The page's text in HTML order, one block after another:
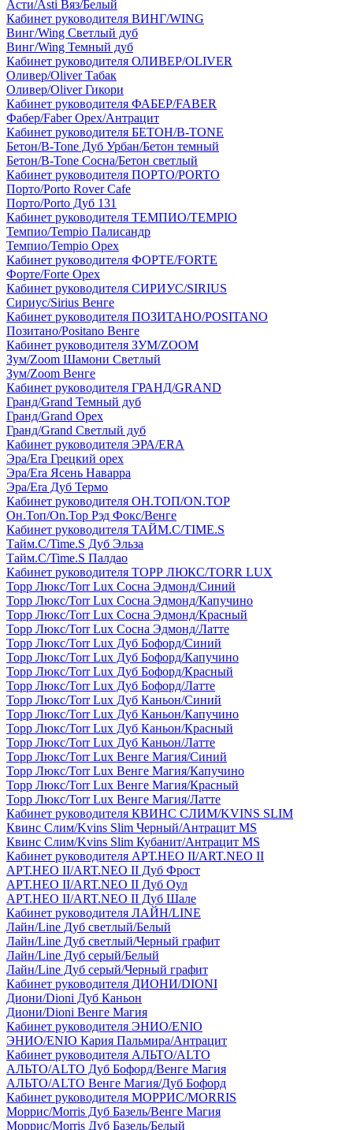
Асти/Asti Вяз/Белый
Кабинет руководителя ВИНГ/WING
Винг/Wing Светлый дуб
Винг/Wing Темный дуб
Кабинет руководителя ОЛИВЕР/OLIVER
Оливер/Oliver Табак
Оливер/Oliver Гикори
Кабинет руководителя ФАБЕР/FABER
Фабер/Faber Орех/Антрацит
Кабинет руководителя БЕТОН/B-TONE
Бетон/B-Tone Дуб Урбан/Бетон темный
Бетон/B-Tone Сосна/Бетон светлый
Кабинет руководителя ПОРТО/PORTO
Порто/Porto Rover Cafe
Порто/Porto Дуб 131
Кабинет руководителя ТЕМПИО/TEMPIO
Темпио/Tempio Палисандр
Темпио/Tempio Орех
Кабинет руководителя ФОРТЕ/FORTE
Форте/Forte Орех
Кабинет руководителя СИРИУС/SIRIUS
Сириус/Sirius Венге
Кабинет руководителя ПОЗИТАНО/POSITANO
Позитано/Positano Венге
Кабинет руководителя ЗУМ/ZOOM
Зум/Zoom Шамони Светлый
Зум/Zoom Венге
Кабинет руководителя ГРАНД/GRAND
Гранд/Grand Темный дуб
Гранд/Grand Орех
Гранд/Grand Светлый дуб
Кабинет руководителя ЭРА/ERA
Эра/Era Грецкий орех
Эра/Era Ясень Наварра
Эра/Era Дуб Термо
Кабинет руководителя ОН.ТОП/ON.TOP
Он.Топ/On.Top Рэд Фокс/Венге
Кабинет руководителя ТАЙМ.С/TIME.S
Тайм.С/Time.S Дуб Эльза
Тайм.С/Time.S Палдао
Кабинет руководителя ТОРР ЛЮКС/TORR LUX
Торр Люкс/Torr Lux Сосна Эдмонд/Синий
Торр Люкс/Torr Lux Сосна Эдмонд/Капучино
Торр Люкс/Torr Lux Сосна Эдмонд/Красный
Торр Люкс/Torr Lux Сосна Эдмонд/Латте
Торр Люкс/Torr Lux Дуб Бофорд/Синий
Торр Люкс/Torr Lux Дуб Бофорд/Капучино
Торр Люкс/Torr Lux Дуб Бофорд/Красный
Торр Люкс/Torr Lux Дуб Бофорд/Латте
Торр Люкс/Torr Lux Дуб Каньон/Синий
Торр Люкс/Torr Lux Дуб Каньон/Капучино
Торр Люкс/Torr Lux Дуб Каньон/Красный
Торр Люкс/Torr Lux Дуб Каньон/Латте
Торр Люкс/Torr Lux Венге Магия/Синий
Торр Люкс/Torr Lux Венге Магия/Капучино
Торр Люкс/Torr Lux Венге Магия/Красный
Торр Люкс/Torr Lux Венге Магия/Латте
Кабинет руководителя КВИНС СЛИМ/KVINS SLIM
Квинс Слим/Kvins Slim Черный/Антрацит MS
Квинс Слим/Kvins Slim Кубанит/Антрацит MS
Кабинет руководителя АРТ.НЕО II/ART.NEO II
АРТ.НЕО II/ART.NEO II Дуб Фрост
АРТ.НЕО II/ART.NEO II Дуб Оул
АРТ.НЕО II/ART.NEO II Дуб Шале
Кабинет руководителя ЛАЙН/LINE
Лайн/Line Дуб светлый/Белый
Лайн/Line Дуб светлый/Черный графит
Лайн/Line Дуб серый/Белый
Лайн/Line Дуб серый/Черный графит
Кабинет руководителя ДИОНИ/DIONI
Диони/Dioni Дуб Каньон
Диони/Dioni Венге Магия
Кабинет руководителя ЭНИО/ENIO
ЭНИО/ENIO Кария Пальмира/Антрацит
Кабинет руководителя АЛЬТО/ALTO
АЛЬТО/ALTO Дуб Бофорд/Венге Магия
АЛЬТО/ALTO Венге Магия/Дуб Бофорд
Кабинет руководителя МОРРИС/MORRIS
Моррис/Morris Дуб Базель/Венге Магия
Моррис/Morris Дуб Базель/Белый